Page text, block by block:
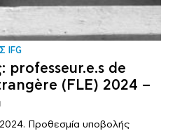
IFG
professeur.e.s de
(FLE) 2024 –
Προθεσμία υποβολής